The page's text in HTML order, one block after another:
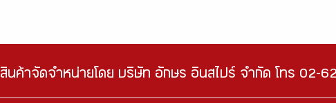
สินค้าจัดจำหน่ายโดย บริษัท อักษร อินสไปร์ จำกัด โทร 02-